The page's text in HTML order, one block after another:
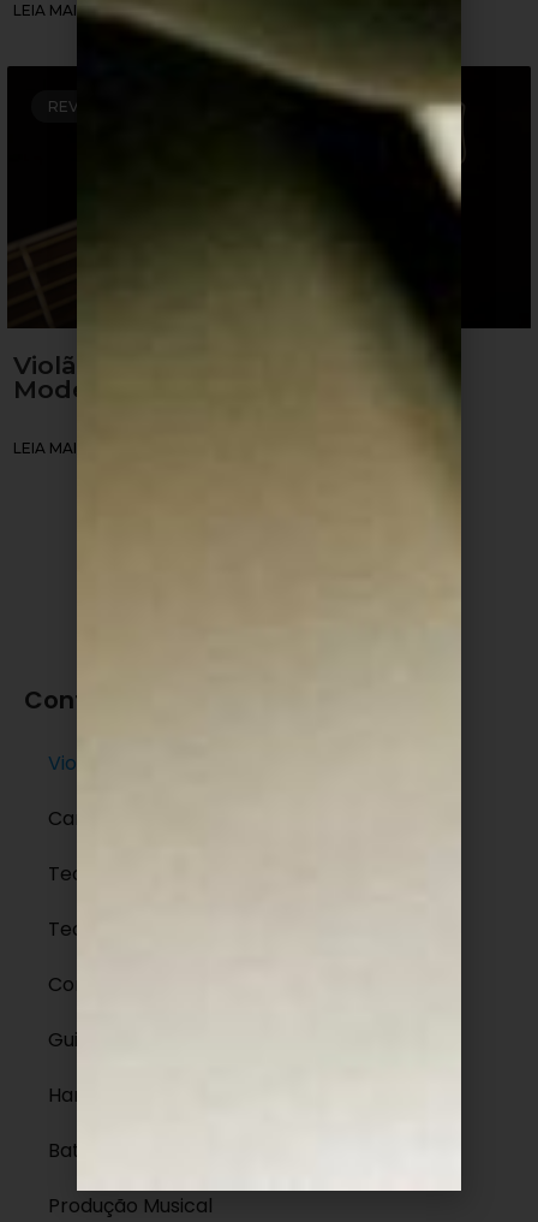
LEIA MAIS »
REVIEW DE VIOLÕES
Violão Takamine: É bom? Quais
Modelos? Como Comprar?
LEIA MAIS »
Conteúdos
Violão
Canto
Teclado e Piano
Teoria Musical
ContraBaixo
Guitarra
Harmonia
Bateria
Produção Musical